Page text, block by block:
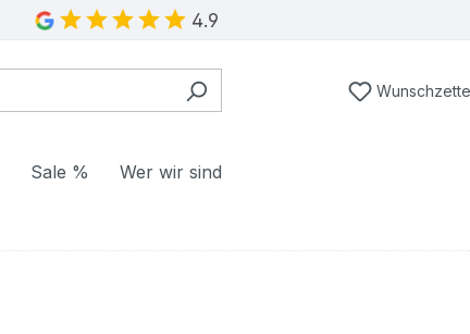
4.9
Du hast 0
Sale % Wer wir sind